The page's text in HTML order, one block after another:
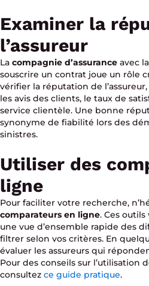
Examiner la
l’assureur
La compagnie d’assurance avec
souscrire un contrat joue un rôle
vérifier la réputation de
les avis des clients, le taux de
service clientèle. Une bonne
synonyme de fiabilité lors des
sinistres.
Utiliser des
ligne
Pour faciliter votre recherche,
comparateurs en ligne. Ces
une vue d’ensemble rapide des
filtrer selon vos critères. En
évaluer les assureurs qui
Pour des conseils sur l’utilisation
consultez ce guide pratique.